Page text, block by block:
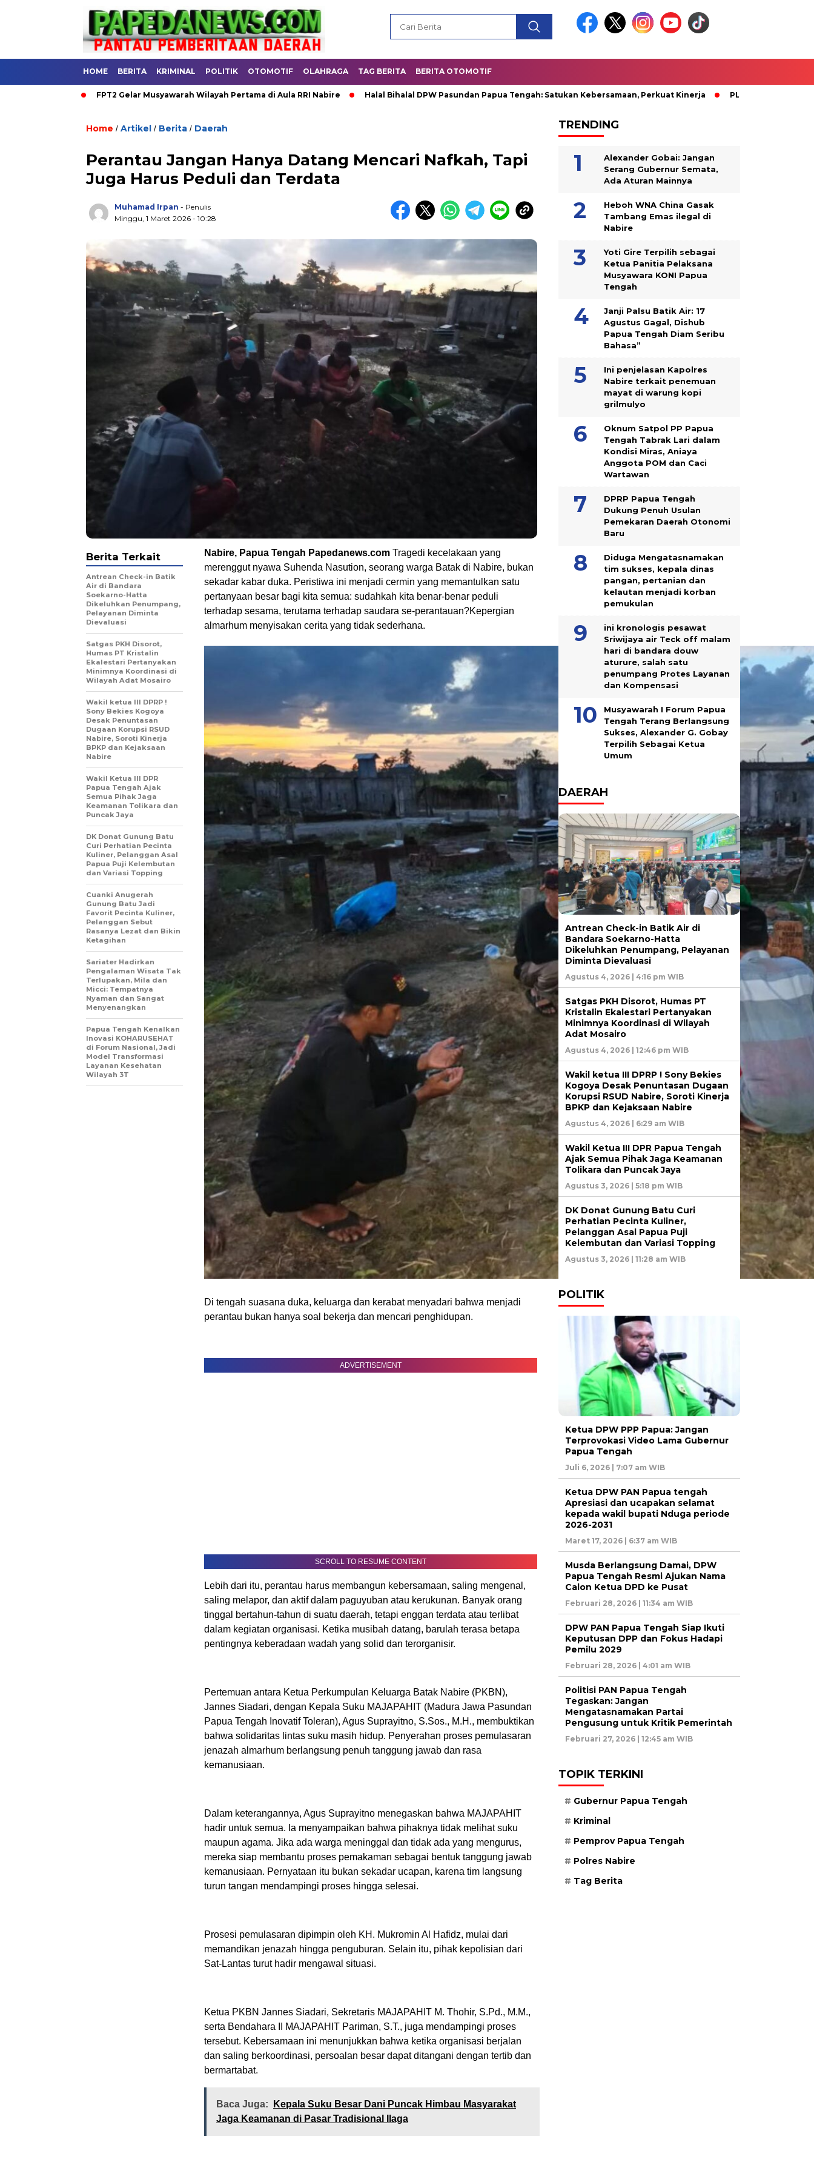
HOME BERITA KRIMINAL POLITIK OTOMOTIF OLAHRAGA TAG BERITA BERITA OTOMOTIF
FPT2 Gelar Musyawarah Wilayah Pertama di Aula RRI Nabire Halal Bihalal DPW Pasundan Papua Tengah: Satukan Kebersamaan, Perkuat Kinerja PLN Nabire Berbagi Kasih
Home / Artikel / Berita / Daerah
Perantau Jangan Hanya Datang Mencari Nafkah, Tapi
Juga Harus Peduli dan Terdata
Muhamad Irpan - Penulis
Minggu, 1 Maret 2026 - 10:28
Nabire, Papua Tengah Papedanews.com Tragedi kecelakaan yang
merenggut nyawa Suhenda Nasution, seorang warga Batak di Nabire, bukan
sekadar kabar duka. Peristiwa ini menjadi cermin yang memantulkan satu
pertanyaan besar bagi kita semua: sudahkah kita benar-benar peduli
terhadap sesama, terutama terhadap saudara se-perantauan?Kepergian
almarhum menyisakan cerita yang tidak sederhana.
Di tengah suasana duka, keluarga dan kerabat menyadari bahwa menjadi
perantau bukan hanya soal bekerja dan mencari penghidupan.
ADVERTISEMENT
SCROLL TO RESUME CONTENT
Lebih dari itu, perantau harus membangun kebersamaan, saling mengenal,
saling melapor, dan aktif dalam paguyuban atau kerukunan. Banyak orang
tinggal bertahun-tahun di suatu daerah, tetapi enggan terdata atau terlibat
dalam kegiatan organisasi. Ketika musibah datang, barulah terasa betapa
pentingnya keberadaan wadah yang solid dan terorganisir.
Pertemuan antara Ketua Perkumpulan Keluarga Batak Nabire (PKBN),
Jannes Siadari, dengan Kepala Suku MAJAPAHIT (Madura Jawa Pasundan
Papua Tengah Inovatif Toleran), Agus Suprayitno, S.Sos., M.H., membuktikan
bahwa solidaritas lintas suku masih hidup. Penyerahan proses pemulasaran
jenazah almarhum berlangsung penuh tanggung jawab dan rasa
kemanusiaan.
Dalam keterangannya, Agus Suprayitno menegaskan bahwa MAJAPAHIT
hadir untuk semua. Ia menyampaikan bahwa pihaknya tidak melihat suku
maupun agama. Jika ada warga meninggal dan tidak ada yang mengurus,
mereka siap membantu proses pemakaman sebagai bentuk tanggung jawab
kemanusiaan. Pernyataan itu bukan sekadar ucapan, karena tim langsung
turun tangan mendampingi proses hingga selesai.
Prosesi pemulasaran dipimpin oleh KH. Mukromin Al Hafidz, mulai dari
memandikan jenazah hingga penguburan. Selain itu, pihak kepolisian dari
Sat-Lantas turut hadir mengawal situasi.
Ketua PKBN Jannes Siadari, Sekretaris MAJAPAHIT M. Thohir, S.Pd., M.M.,
serta Bendahara II MAJAPAHIT Pariman, S.T., juga mendampingi proses
tersebut. Kebersamaan ini menunjukkan bahwa ketika organisasi berjalan
dan saling berkoordinasi, persoalan besar dapat ditangani dengan tertib dan
bermartabat.
Baca Juga:
Kepala Suku Besar Dani Puncak Himbau Masyarakat
Jaga Keamanan di Pasar Tradisional Ilaga
Berita Terkait
Antrean Check-in Batik
Air di Bandara
Soekarno-Hatta
Dikeluhkan Penumpang,
Pelayanan Diminta
Dievaluasi
Satgas PKH Disorot,
Humas PT Kristalin
Ekalestari Pertanyakan
Minimnya Koordinasi di
Wilayah Adat Mosairo
Wakil ketua III DPRP !
Sony Bekies Kogoya
Desak Penuntasan
Dugaan Korupsi RSUD
Nabire, Soroti Kinerja
BPKP dan Kejaksaan
Nabire
Wakil Ketua III DPR
Papua Tengah Ajak
Semua Pihak Jaga
Keamanan Tolikara dan
Puncak Jaya
DK Donat Gunung Batu
Curi Perhatian Pecinta
Kuliner, Pelanggan Asal
Papua Puji Kelembutan
dan Variasi Topping
Cuanki Anugerah
Gunung Batu Jadi
Favorit Pecinta Kuliner,
Pelanggan Sebut
Rasanya Lezat dan Bikin
Ketagihan
Sariater Hadirkan
Pengalaman Wisata Tak
Terlupakan, Mila dan
Micci: Tempatnya
Nyaman dan Sangat
Menyenangkan
Papua Tengah Kenalkan
Inovasi KOHARUSEHAT
di Forum Nasional, Jadi
Model Transformasi
Layanan Kesehatan
Wilayah 3T
TRENDING
Alexander Gobai: Jangan
Serang Gubernur Semata,
Ada Aturan Mainnya
Heboh WNA China Gasak
Tambang Emas ilegal di
Nabire
Yoti Gire Terpilih sebagai
Ketua Panitia Pelaksana
Musyawara KONI Papua
Tengah
Janji Palsu Batik Air: 17
Agustus Gagal, Dishub
Papua Tengah Diam Seribu
Bahasa”
Ini penjelasan Kapolres
Nabire terkait penemuan
mayat di warung kopi
grilmulyo
Oknum Satpol PP Papua
Tengah Tabrak Lari dalam
Kondisi Miras, Aniaya
Anggota POM dan Caci
Wartawan
DPRP Papua Tengah
Dukung Penuh Usulan
Pemekaran Daerah Otonomi
Baru
Diduga Mengatasnamakan
tim sukses, kepala dinas
pangan, pertanian dan
kelautan menjadi korban
pemukulan
ini kronologis pesawat
Sriwijaya air Teck off malam
hari di bandara douw
aturure, salah satu
penumpang Protes Layanan
dan Kompensasi
Musyawarah I Forum Papua
Tengah Terang Berlangsung
Sukses, Alexander G. Gobay
Terpilih Sebagai Ketua
Umum
DAERAH
Antrean Check-in Batik Air di
Bandara Soekarno-Hatta
Dikeluhkan Penumpang, Pelayanan
Diminta Dievaluasi
Agustus 4, 2026 | 4:16 pm WIB
Satgas PKH Disorot, Humas PT
Kristalin Ekalestari Pertanyakan
Minimnya Koordinasi di Wilayah
Adat Mosairo
Agustus 4, 2026 | 12:46 pm WIB
Wakil ketua III DPRP ! Sony Bekies
Kogoya Desak Penuntasan Dugaan
Korupsi RSUD Nabire, Soroti Kinerja
BPKP dan Kejaksaan Nabire
Agustus 4, 2026 | 6:29 am WIB
Wakil Ketua III DPR Papua Tengah
Ajak Semua Pihak Jaga Keamanan
Tolikara dan Puncak Jaya
Agustus 3, 2026 | 5:18 pm WIB
DK Donat Gunung Batu Curi
Perhatian Pecinta Kuliner,
Pelanggan Asal Papua Puji
Kelembutan dan Variasi Topping
Agustus 3, 2026 | 11:28 am WIB
POLITIK
Ketua DPW PPP Papua: Jangan
Terprovokasi Video Lama Gubernur
Papua Tengah
Juli 6, 2026 | 7:07 am WIB
Ketua DPW PAN Papua tengah
Apresiasi dan ucapakan selamat
kepada wakil bupati Nduga periode
2026-2031
Maret 17, 2026 | 6:37 am WIB
Musda Berlangsung Damai, DPW
Papua Tengah Resmi Ajukan Nama
Calon Ketua DPD ke Pusat
Februari 28, 2026 | 11:34 am WIB
DPW PAN Papua Tengah Siap Ikuti
Keputusan DPP dan Fokus Hadapi
Pemilu 2029
Februari 28, 2026 | 4:01 am WIB
Politisi PAN Papua Tengah
Tegaskan: Jangan
Mengatasnamakan Partai
Pengusung untuk Kritik Pemerintah
Februari 27, 2026 | 12:45 am WIB
TOPIK TERKINI
Gubernur Papua Tengah
Kriminal
Pemprov Papua Tengah
Polres Nabire
Tag Berita